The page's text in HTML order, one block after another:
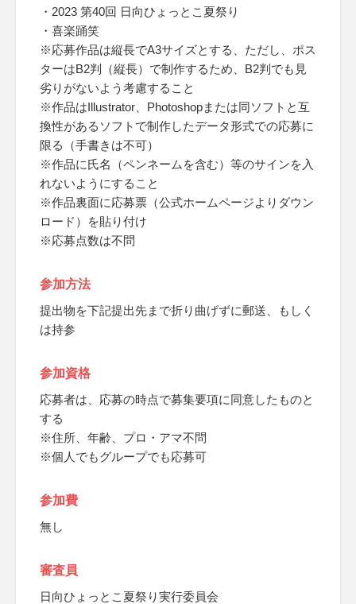
・2023 第40回 日向ひょっとこ夏祭り
・喜楽踊笑
※応募作品は縦長でA3サイズとする、ただし、ポス
ターはB2判（縦長）で制作するため、B2判でも見
劣りがないよう考慮すること
※作品はIllustrator、Photoshopまたは同ソフトと互
換性があるソフトで制作したデータ形式での応募に
限る（手書きは不可）
※作品に氏名（ペンネームを含む）等のサインを入
れないようにすること
※作品裏面に応募票（公式ホームページよりダウン
ロード）を貼り付け
※応募点数は不問
参加方法
提出物を下記提出先まで折り曲げずに郵送、もしく
は持参
参加資格
応募者は、応募の時点で募集要項に同意したものと
する
※住所、年齢、プロ・アマ不問
※個人でもグループでも応募可
参加費
無し
審査員
日向ひょっとこ夏祭り実行委員会